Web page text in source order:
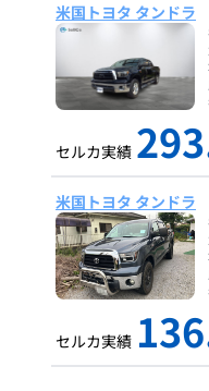
米国トヨタ タンドラ
セルカ実績
米国トヨタ タンドラ
セルカ実績